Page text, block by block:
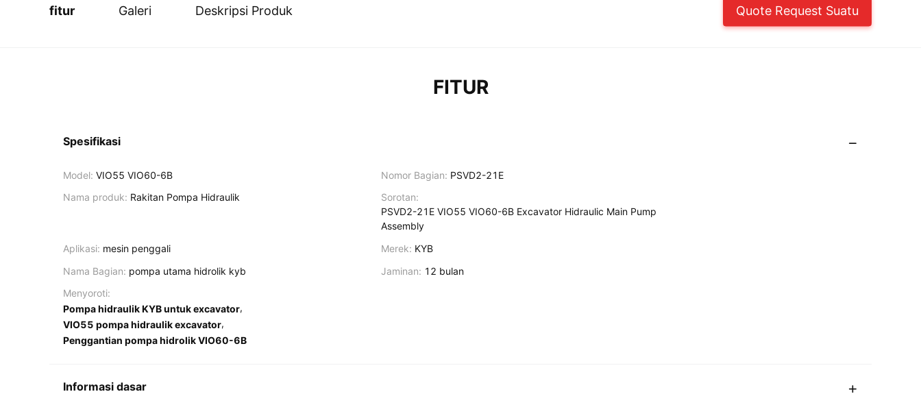
fitur Galeri Deskripsi Produk Quote Request Suatu
FITUR
Spesifikasi
Model: VIO55 VIO60-6B Nomor Bagian: PSVD2-21E
Nama produk: Rakitan Pompa Hidraulik
Sorotan:
PSVD2-21E VIO55 VIO60-6B Excavator Hidraulic Main Pump
Assembly
Aplikasi: mesin penggali Merek: KYB
Nama Bagian: pompa utama hidrolik kyb Jaminan: 12 bulan
Menyoroti:
Pompa hidraulik KYB untuk excavator,
VIO55 pompa hidraulik excavator,
Penggantian pompa hidrolik VIO60-6B
Informasi dasar